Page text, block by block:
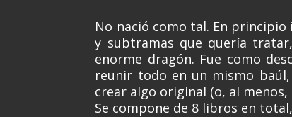
No nació como tal. En
y subtramas que quería
enorme dragón. Fue como
reunir todo en un mismo
crear algo original (o, al menos,
Se compone de 8 libros en